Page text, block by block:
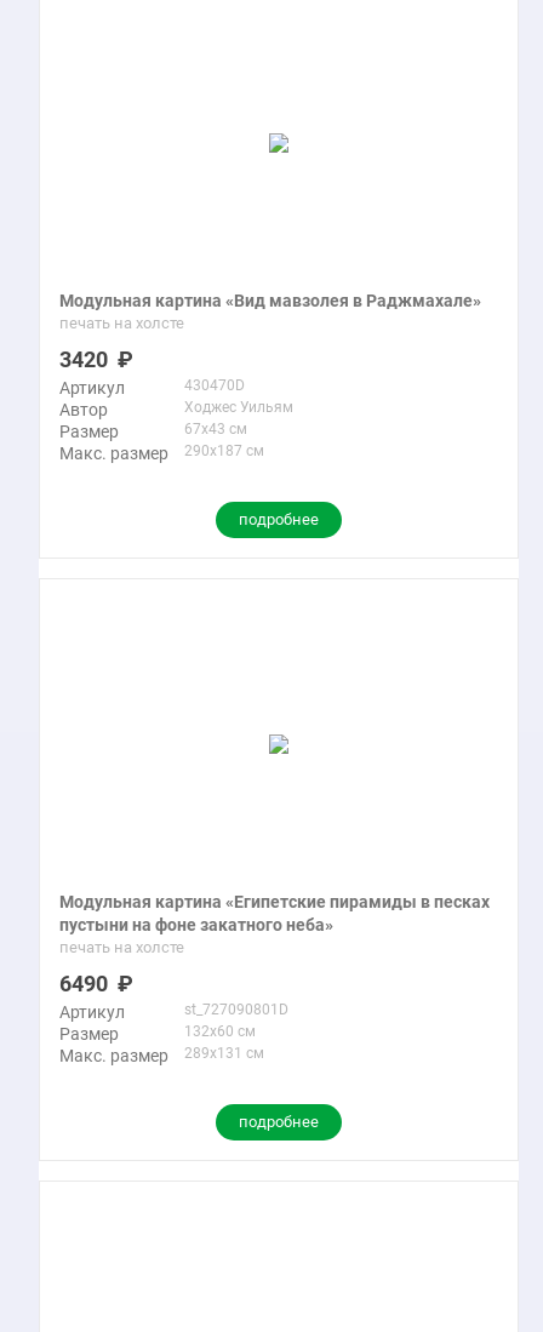
Модульная картина «Вид мавзолея в Раджмахале»
печать на холсте
3420
Артикул 430470D
Автор Ходжес Уильям
Размер 67x43 см
Макс. размер 290x187 см
подробнее
Модульная картина «Египетские пирамиды в песках
пустыни на фоне закатного неба»
печать на холсте
6490
Артикул st_727090801D
Размер 132x60 см
Макс. размер 289x131 см
подробнее